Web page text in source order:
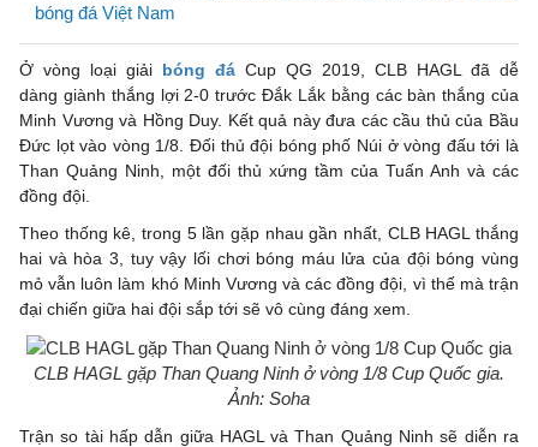
bóng đá Việt Nam
Ở vòng loại giải bóng đá Cup QG 2019, CLB HAGL đã dễ
dàng giành thắng lợi 2-0 trước Đắk Lắk bằng các bàn thắng của
Minh Vương và Hồng Duy. Kết quả này đưa các cầu thủ của Bầu
Đức lọt vào vòng 1/8. Đối thủ đội bóng phố Núi ở vòng đấu tới là
Than Quảng Ninh, một đối thủ xứng tầm của Tuấn Anh và các
đồng đội.
Theo thống kê, trong 5 lần gặp nhau gần nhất, CLB HAGL thắng
hai và hòa 3, tuy vậy lối chơi bóng máu lửa của đội bóng vùng
mỏ vẫn luôn làm khó Minh Vương và các đồng đội, vì thế mà trận
đại chiến giữa hai đội sắp tới sẽ vô cùng đáng xem.
CLB HAGL gặp Than Quang Ninh ở vòng 1/8 Cup Quốc gia.
Ảnh: Soha
Trận so tài hấp dẫn giữa HAGL và Than Quảng Ninh sẽ diễn ra